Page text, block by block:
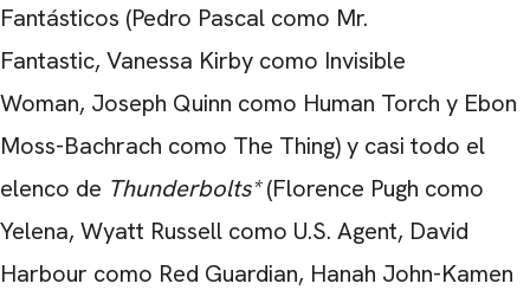
Fantásticos (Pedro Pascal como Mr.
Fantastic, Vanessa Kirby como Invisible
Woman, Joseph Quinn como Human Torch y Ebon
Moss-Bachrach como The Thing) y casi todo el
elenco de Thunderbolts*(Florence Pugh como
Yelena, Wyatt Russell como U.S. Agent, David
Harbour como Red Guardian, Hanah John-Kamen